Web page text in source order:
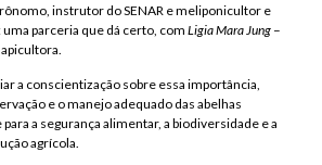
instrutor do SENAR e meliponicultor e
parceria que dá certo, com Ligia Mara Jung –
a conscientização sobre essa importância,
e o manejo adequado das abelhas
a segurança alimentar, a biodiversidade e a
agrícola.